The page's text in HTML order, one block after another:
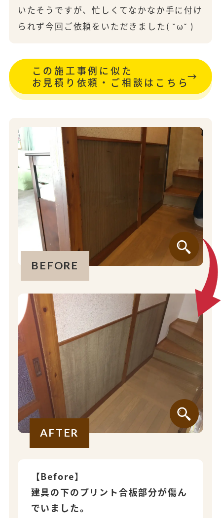
いたそうですが、忙しくてなかなか手に付け
られず今回ご依頼をいただきました( ˘ω˘ )
この施工事例に似た
お見積り依頼・ご相談はこちら
BEFORE
AFTER
【Before】
建具の下のプリント合板部分が傷ん
でいました。